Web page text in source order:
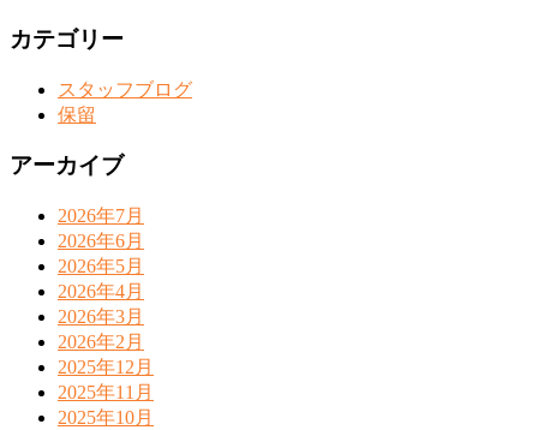
カテゴリー
スタッフブログ
保留
アーカイブ
2026年7月
2026年6月
2026年5月
2026年4月
2026年3月
2026年2月
2025年12月
2025年11月
2025年10月